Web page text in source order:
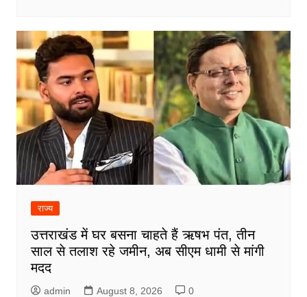
राज्य
उत्तराखंड में घर बसना चाहते हैं ऋषभ पंत, तीन
साल से तलाश रहे जमीन, अब सीएम धामी से मांगी
मदद
admin August 8, 2026 0